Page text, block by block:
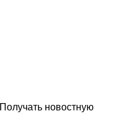
Получать новостную